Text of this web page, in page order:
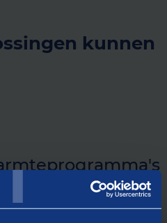
kunnen
we samen met u tot een
in combinatie met een